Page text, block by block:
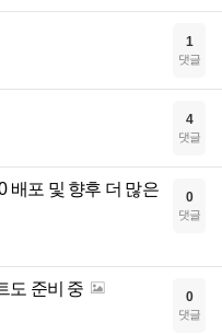
1
댓글
4
댓글
배포 및 향후 더 많은
0
댓글
도 준비 중 0
댓글